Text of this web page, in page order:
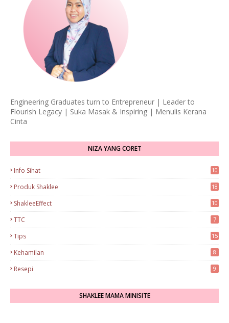
Engineering Graduates turn to Entrepreneur | Leader to
Flourish Legacy | Suka Masak & Inspiring | Menulis Kerana
Cinta
NIZA YANG CORET
Info Sihat 10
Produk Shaklee 18
ShakleeEffect 10
TTC 7
Tips 15
Kehamilan 8
Resepi 9
SHAKLEE MAMA MINISITE